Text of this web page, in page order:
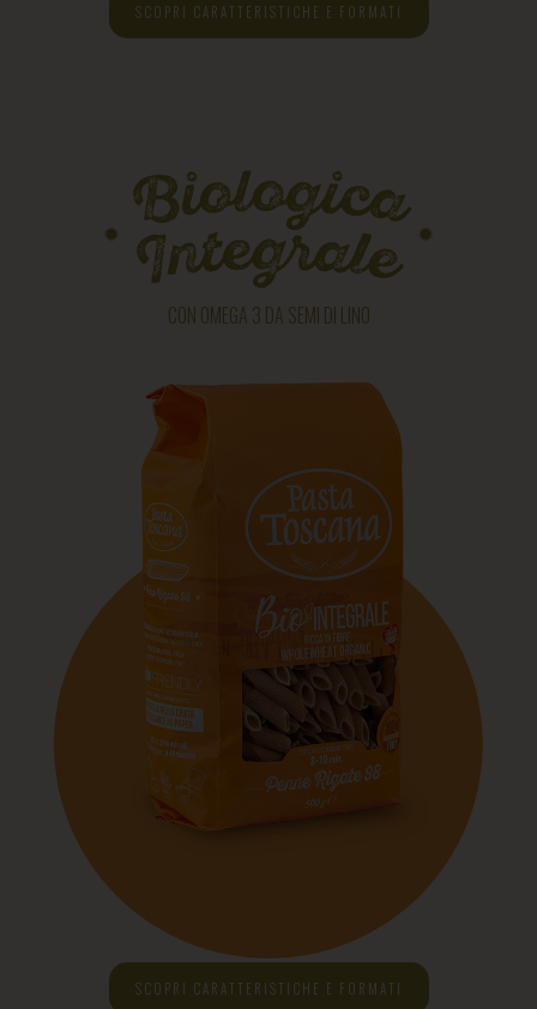
SCOPRI CARATTERISTICHE E FORMATI
CON OMEGA 3 DA SEMI DI LINO
SCOPRI CARATTERISTICHE E FORMATI